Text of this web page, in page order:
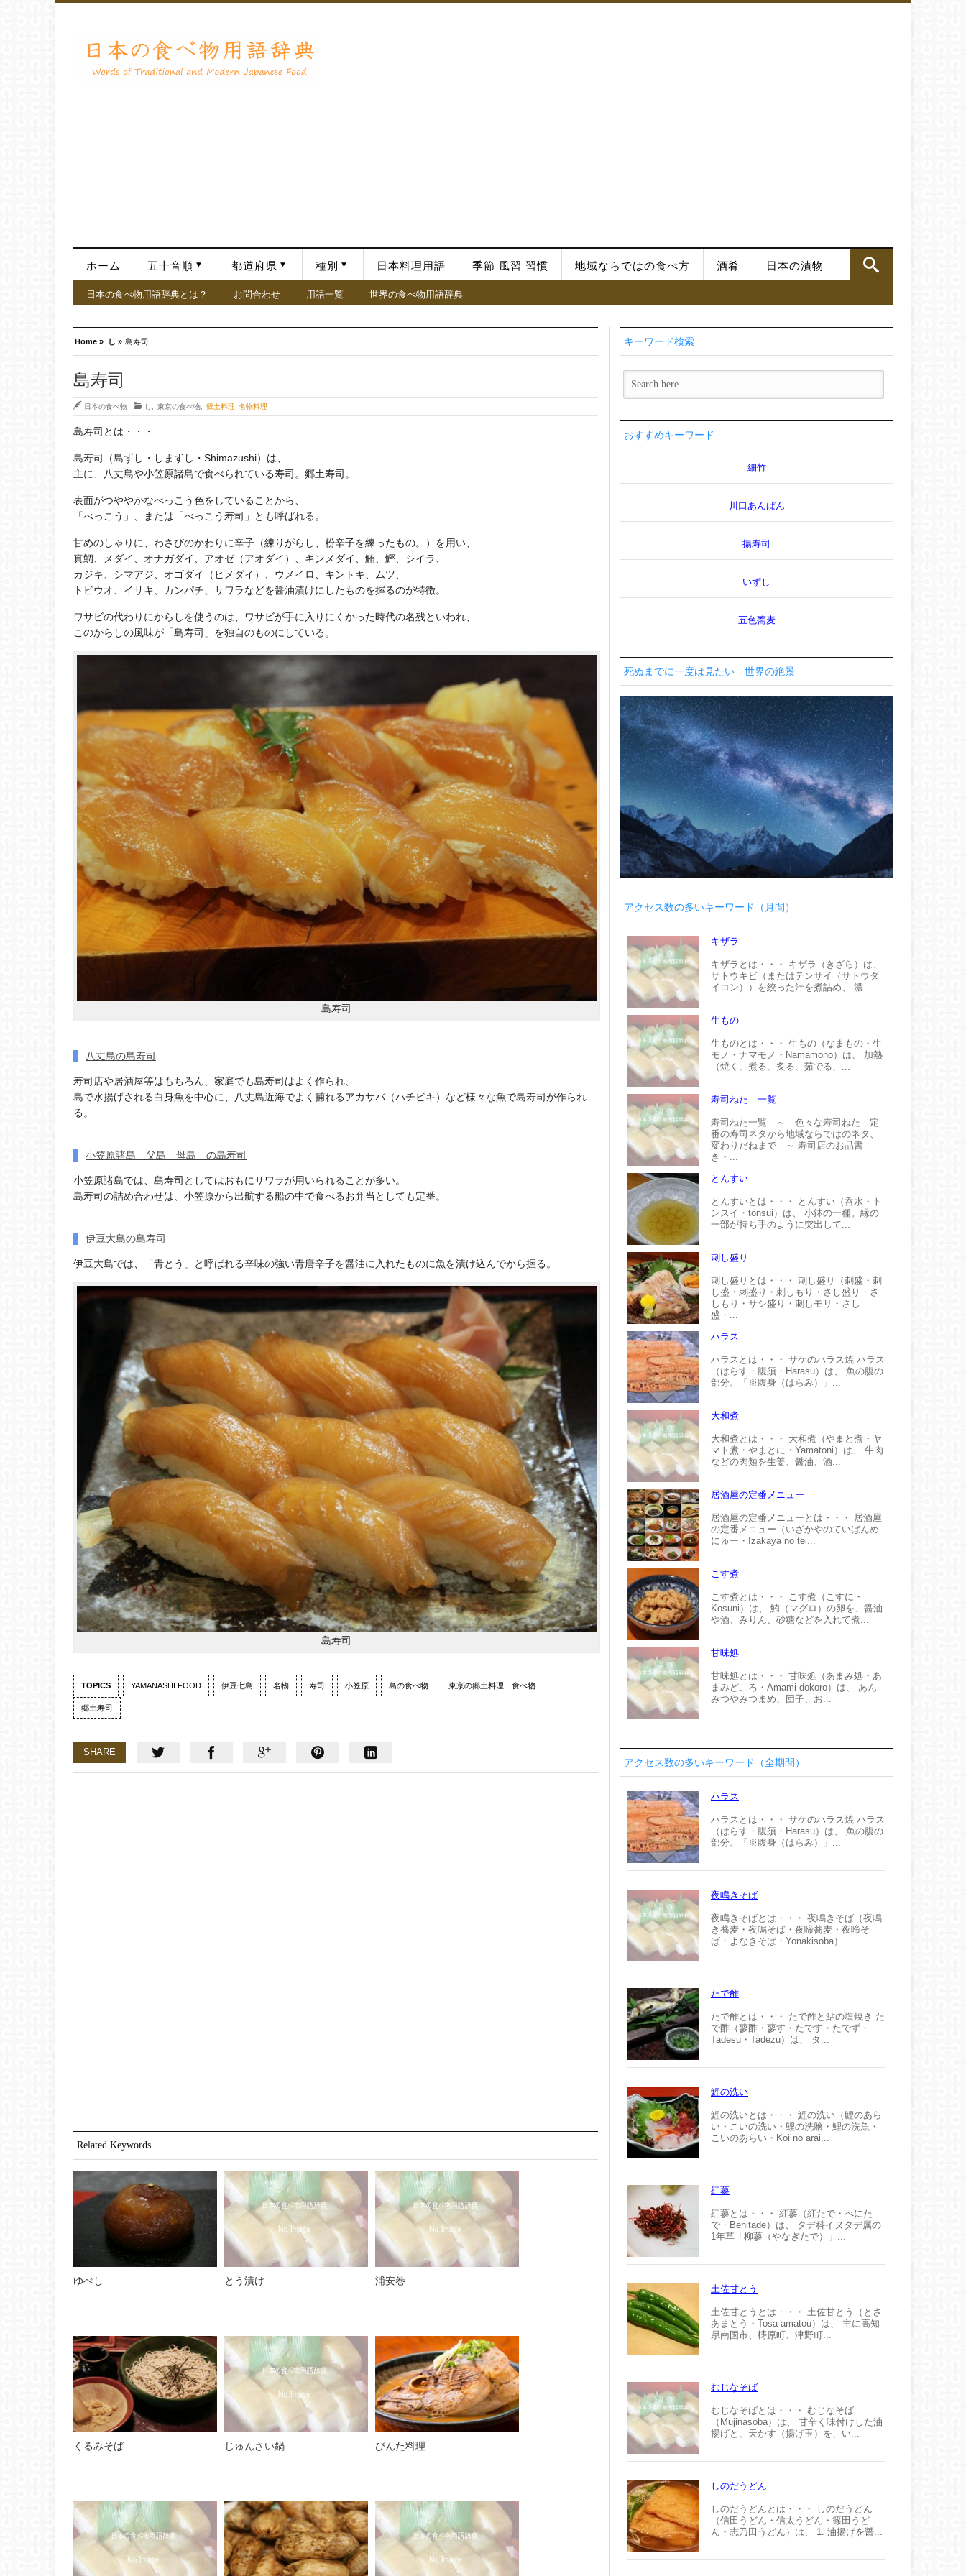
ホーム 五十音順 都道府県 種別 日本料理用語 季節 風習 習慣 地域ならではの食べ方 酒肴 日本の漬物
日本の食べ物用語辞典とは？ お問合わせ 用語一覧 世界の食べ物用語辞典
Home » し » 島寿司
島寿司
日本の食べ物 し 東京の食べ物 郷土料理 名物料理
島寿司とは・・・
島寿司（島ずし・しまずし・Shimazushi）は、
主に、八丈島や小笠原諸島で食べられている寿司。郷土寿司。
表面がつややかなべっこう色をしていることから、
「べっこう」、または「べっこう寿司」とも呼ばれる。
甘めのしゃりに、わさびのかわりに辛子（練りがらし、粉辛子を練ったもの。）を用い、
真鯛、メダイ、オナガダイ、アオゼ（アオダイ）、キンメダイ、鮪、鰹、シイラ、
カジキ、シマアジ、オゴダイ（ヒメダイ）、ウメイロ、キントキ、ムツ、
トビウオ、イサキ、カンパチ、サワラなどを醤油漬けにしたものを握るのが特徴。
ワサビの代わりにからしを使うのは、ワサビが手に入りにくかった時代の名残といわれ、
このからしの風味が「島寿司」を独自のものにしている。
島寿司
八丈島の島寿司
寿司店や居酒屋等はもちろん、家庭でも島寿司はよく作られ、
島で水揚げされる白身魚を中心に、八丈島近海でよく捕れるアカサバ（ハチビキ）など様々な魚で島寿司が作られ
る。
小笠原諸島 父島 母島 の島寿司
小笠原諸島では、島寿司としてはおもにサワラが用いられることが多い。
島寿司の詰め合わせは、小笠原から出航する船の中で食べるお弁当としても定番。
伊豆大島の島寿司
伊豆大島では、「青とう」と呼ばれる辛味の強い青唐辛子を醤油に入れたものに魚を漬け込んでから握る。
島寿司
TOPICS YAMANASHI FOOD 伊豆七島 名物 寿司 小笠原 島の食べ物 東京の郷土料理 食べ物
郷土寿司
SHARE
Related Keywords
ゆべし とう漬け 浦安巻
くるみそば じゅんさい鍋 びんた料理
キーワード検索
おすすめキーワード
細竹
川口あんぱん
揚寿司
いずし
五色蕎麦
死ぬまでに一度は見たい 世界の絶景
アクセス数の多いキーワード（月間）
キザラ
キザラとは・・・ キザラ（きざら）は、
サトウキビ（またはテンサイ（サトウダ
イコン））を絞った汁を煮詰め、 濃...
生もの
生ものとは・・・ 生もの（なまもの・生
モノ・ナマモノ・Namamono）は、 加熱
（焼く、煮る、炙る、茹でる、...
寿司ねた 一覧
寿司ねた一覧 ～ 色々な寿司ねた 定
番の寿司ネタから地域ならではのネタ、
変わりだねまで ～ 寿司店のお品書
き・...
とんすい
とんすいとは・・・ とんすい（呑水・ト
ンスイ・tonsui）は、 小鉢の一種。縁の
一部が持ち手のように突出して...
刺し盛り
刺し盛りとは・・・ 刺し盛り（刺盛・刺
し盛・刺盛り・刺しもり・さし盛り・さ
しもり・サシ盛り・刺しモリ・さし
盛・...
ハラス
ハラスとは・・・ サケのハラス焼 ハラス
（はらす・腹須・Harasu）は、 魚の腹の
部分。「※腹身（はらみ）」...
大和煮
大和煮とは・・・ 大和煮（やまと煮・ヤ
マト煮・やまとに・Yamatoni）は、 牛肉
などの肉類を生姜、醤油、酒...
居酒屋の定番メニュー
居酒屋の定番メニューとは・・・ 居酒屋
の定番メニュー（いざかやのていばんめ
にゅー・Izakaya no tei...
こす煮
こす煮とは・・・ こす煮（こすに・
Kosuni）は、 鮪（マグロ）の卵を、醤油
や酒、みりん、砂糖などを入れて煮...
甘味処
甘味処とは・・・ 甘味処（あまみ処・あ
まみどころ・Amami dokoro）は、 あん
みつやみつまめ、団子、お...
アクセス数の多いキーワード（全期間）
ハラス
ハラスとは・・・ サケのハラス焼 ハラス
（はらす・腹須・Harasu）は、 魚の腹の
部分。「※腹身（はらみ）」...
夜鳴きそば
夜鳴きそばとは・・・ 夜鳴きそば（夜鳴
き蕎麦・夜鳴そば・夜啼蕎麦・夜啼そ
ば・よなきそば・Yonakisoba）...
たで酢
たで酢とは・・・ たで酢と鮎の塩焼き た
で酢（蓼酢・蓼す・たです・たでず・
Tadesu・Tadezu）は、 タ...
鯉の洗い
鯉の洗いとは・・・ 鯉の洗い（鯉のあら
い・こいの洗い・鯉の洗膾・鯉の洗魚・
こいのあらい・Koi no arai...
紅蓼
紅蓼とは・・・ 紅蓼（紅たで・べにた
で・Benitade）は、 タデ科イヌタデ属の
1年草「柳蓼（やなぎたで）」...
土佐甘とう
土佐甘とうとは・・・ 土佐甘とう（とさ
あまとう・Tosa amatou）は、 主に高知
県南国市、梼原町、津野町...
むじなそば
むじなそばとは・・・ むじなそば
（Mujinasoba）は、 甘辛く味付けした油
揚げと、天かす（揚げ玉）を、い...
しのだうどん
しのだうどんとは・・・ しのだうどん
（信田うどん・信太うどん・篠田うど
ん・志乃田うどん）は、 1. 油揚げを醤...